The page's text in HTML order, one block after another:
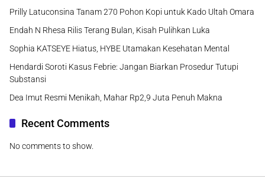
Prilly Latuconsina Tanam 270 Pohon Kopi untuk Kado Ultah Omara
Endah N Rhesa Rilis Terang Bulan, Kisah Pulihkan Luka
Sophia KATSEYE Hiatus, HYBE Utamakan Kesehatan Mental
Hendardi Soroti Kasus Febrie: Jangan Biarkan Prosedur Tutupi
Substansi
Dea Imut Resmi Menikah, Mahar Rp2,9 Juta Penuh Makna
Recent Comments
No comments to show.